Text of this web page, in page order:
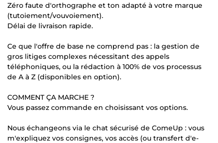
Zéro faute d'orthographe et ton adapté à votre marque
(tutoiement/vouvoiement).
Délai de livraison rapide.
Ce que l'offre de base ne comprend pas : la gestion de
gros litiges complexes nécessitant des appels
téléphoniques, ou la rédaction à 100% de vos processus
de A à Z (disponibles en option).
COMMENT ÇA MARCHE ?
Vous passez commande en choisissant vos options.
Nous échangeons via le chat sécurisé de ComeUp : vous
m'expliquez vos consignes, vos accès (ou transfert d'e-